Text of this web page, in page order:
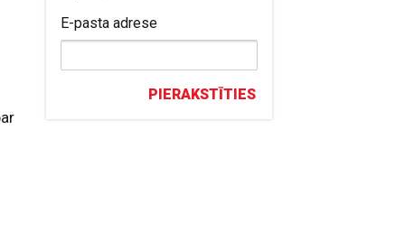
E-pasta adrese
PIERAKSTĪTIES